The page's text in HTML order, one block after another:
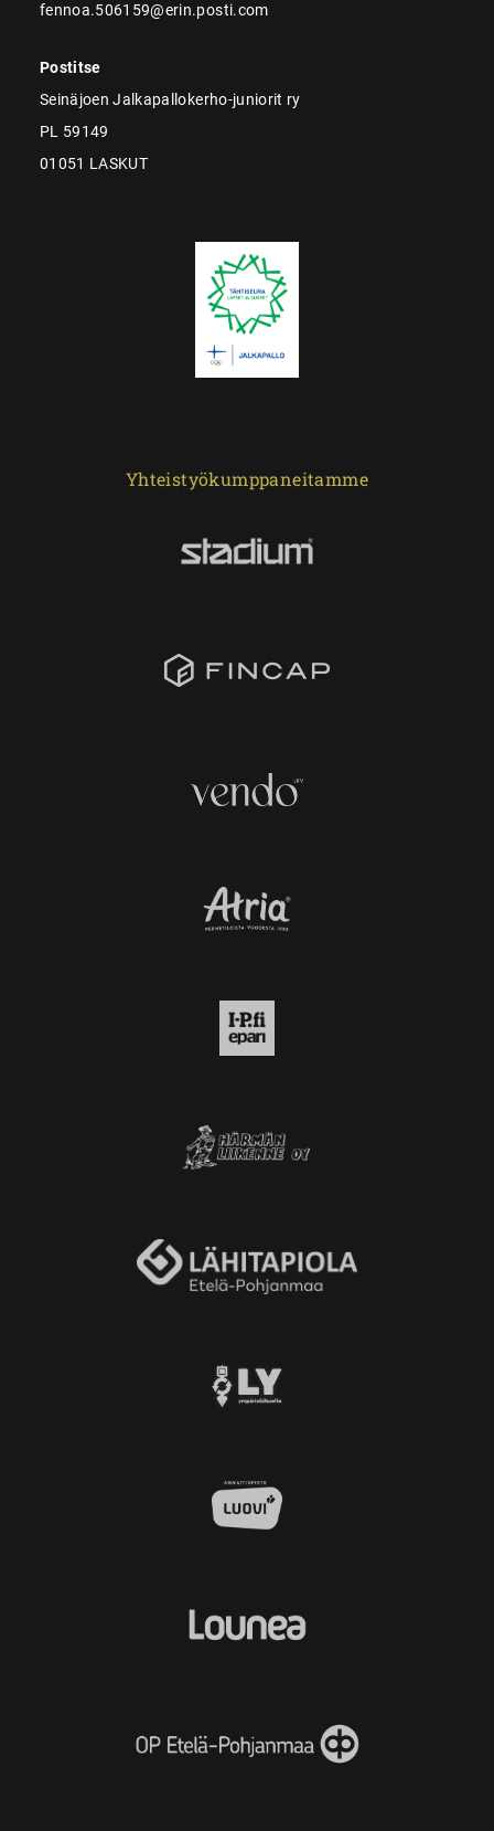
fennoa.506159@erin.posti.com
Postitse
Seinäjoen Jalkapallokerho-juniorit ry
PL 59149
01051 LASKUT
Yhteistyökumppaneitamme